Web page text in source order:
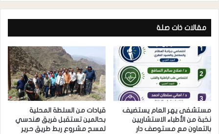
مقالات ذات صلة
مستشفى يهر العام يستضيف
نخبة من الأطباء الاستشاريين
بالتعاون مع مستوصف دار
قيادات من السلطة المحلية
بحالمين تستقبل فريق هندسي
لمسح مشروع ربط طريق حرير